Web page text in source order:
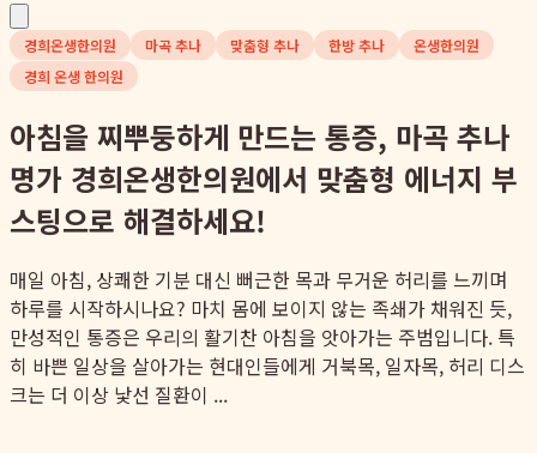
경희온생한의원 마곡 추나 맞춤형 추나 한방 추나
온생한의원
경희 온생 한의원
아침을 찌뿌둥하게 만드는 통증, 마곡 추나
명가 경희온생한의원에서 맞춤형 에너지 부
스팅으로 해결하세요!
매일 아침, 상쾌한 기분 대신 뻐근한 목과 무거운 허리를 느끼며
하루를 시작하시나요? 마치 몸에 보이지 않는 족쇄가 채워진 듯,
만성적인 통증은 우리의 활기찬 아침을 앗아가는 주범입니다. 특
히 바쁜 일상을 살아가는 현대인들에게 거북목, 일자목, 허리 디스
크는 더 이상 낯선 질환이 ...